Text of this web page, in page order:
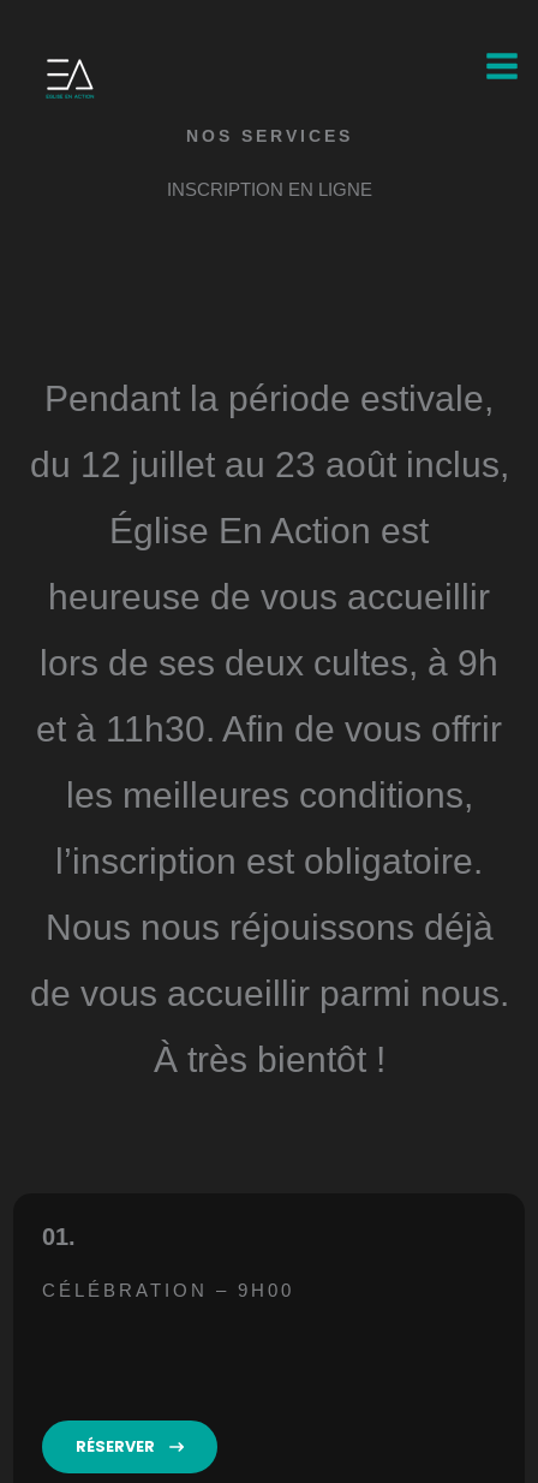
contenu
NOS SERVICES
INSCRIPTION EN LIGNE
Pendant la période estivale,
du 12 juillet au 23 août inclus,
Église En Action est
heureuse de vous accueillir
lors de ses deux cultes, à 9h
et à 11h30. Afin de vous offrir
les meilleures conditions,
l’inscription est obligatoire.
Nous nous réjouissons déjà
de vous accueillir parmi nous.
À très bientôt !
01.
CÉLÉBRATION – 9H00
RÉSERVER